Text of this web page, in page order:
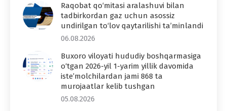
Raqobat qo‘mitasi aralashuvi bilan
tadbirkordan gaz uchun asossiz
undirilgan to‘lov qaytarilishi ta’minlandi
06.08.2026
Buxoro viloyati hududiy boshqarmasiga
o‘tgan 2026-yil 1-yarim yillik davomida
iste’molchilardan jami 868 ta
murojaatlar kelib tushgan
05.08.2026